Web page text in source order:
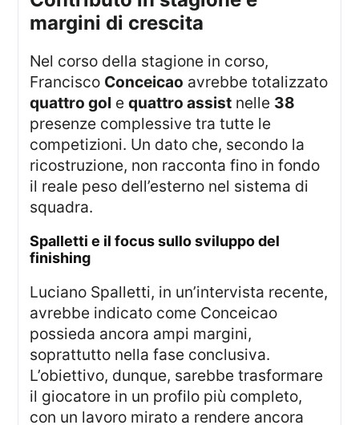
margini di crescita
Nel corso della stagione in corso,
Francisco Conceicao avrebbe totalizzato
quattro gol equattro assist nelle 38
presenze complessive tra tutte le
competizioni. Un dato che, secondo la
ricostruzione, non racconta fino in fondo
il reale peso dell’esterno nel sistema di
squadra.
spalletti e il focus sullo sviluppo del
finishing
Luciano Spalletti, in un’intervista recente,
avrebbe indicato come Conceicao
possieda ancora ampi margini,
soprattutto nella fase conclusiva.
L’obiettivo, dunque, sarebbe trasformare
il giocatore in un profilo più completo,
con un lavoro mirato a rendere ancora